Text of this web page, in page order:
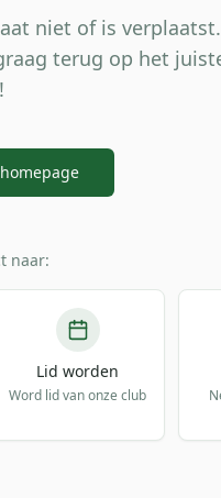
niet of is verplaatst.
terug op het
naar:
Lid worden
Word lid van onze club